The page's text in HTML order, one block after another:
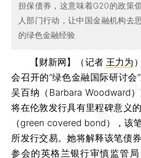
担保债券，这意味着G20的政策
人部门行动，让中国金融机构去
的绿色金融经验
【财新网】（记者 王力为 ）
会召开的“绿色金融国际研讨会
吴百纳（Barbara Woodward
将在伦敦发行具有里程碑意义
（green covered bond），该
所发行交易。她将解释该笔债
参会的英格兰银行审慎监管